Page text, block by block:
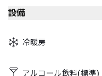
Tuesday
Thursday
Friday
設備
冷暖房
アルコール飲料(標準)